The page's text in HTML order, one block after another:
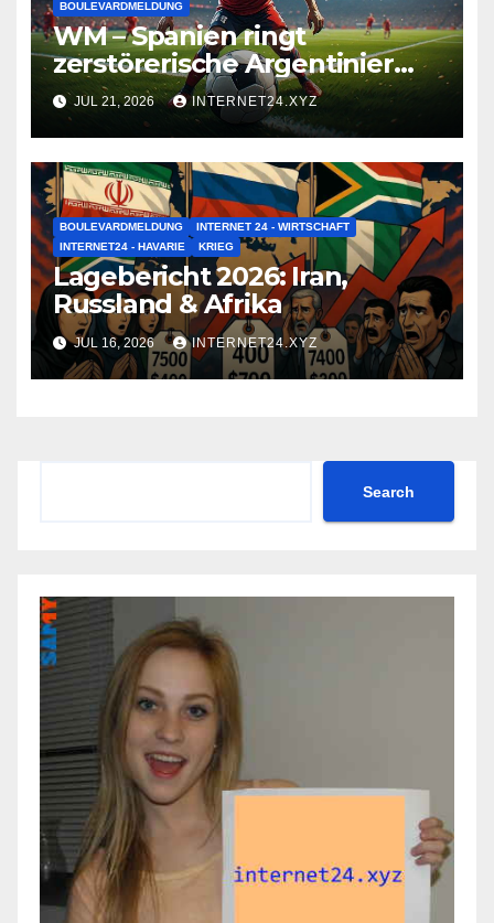
BOULEVARDMELDUNG
WM – Spanien ringt
zerstörerische Argentinier
nieder
JUL 21, 2026 INTERNET24.XYZ
BOULEVARDMELDUNG
INTERNET 24 - WIRTSCHAFT
INTERNET24 - HAVARIE
KRIEG
Lagebericht 2026: Iran,
Russland & Afrika
JUL 16, 2026 INTERNET24.XYZ
Search